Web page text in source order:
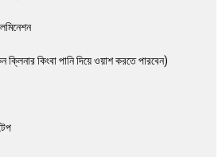
ক্লিনার কিংবা পানি দিয়ে ওয়াশ করতে পারবেন)